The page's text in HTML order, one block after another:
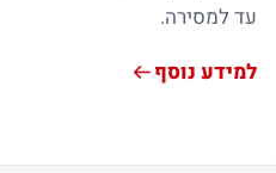
עד למסירה.
למידע נוסף